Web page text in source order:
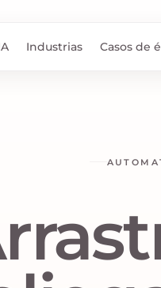
Industrias Casos de